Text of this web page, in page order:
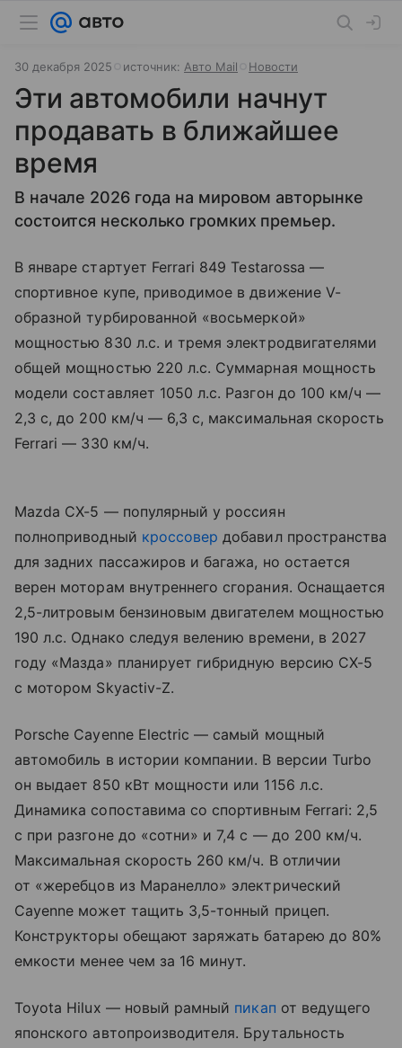
30 декабря 2025 источник: Авто Mail Новости
Эти автомобили начнут
продавать в ближайшее
время
В начале 2026 года на мировом авторынке
состоится несколько громких премьер.
В январе стартует Ferrari 849 Testarossa —
спортивное купе, приводимое в движение V-
образной турбированной «восьмеркой»
мощностью 830 л.с. и тремя электродвигателями
общей мощностью 220 л.с. Суммарная мощность
модели составляет 1050 л.с. Разгон до 100 км/ч —
2,3 с, до 200 км/ч — 6,3 с, максимальная скорость
Ferrari — 330 км/ч.
Mazda CX-5 — популярный у россиян
полноприводный кроссовер добавил пространства
для задних пассажиров и багажа, но остается
верен моторам внутреннего сгорания. Оснащается
2,5-литровым бензиновым двигателем мощностью
190 л.с. Однако следуя велению времени, в 2027
году «Мазда» планирует гибридную версию CX-5
с мотором Skyactiv-Z.
Porsche Cayenne Electric — самый мощный
автомобиль в истории компании. В версии Turbo
он выдает 850 кВт мощности или 1156 л.с.
Динамика сопоставима со спортивным Ferrari: 2,5
с при разгоне до «сотни» и 7,4 с — до 200 км/ч.
Максимальная скорость 260 км/ч. В отличии
от «жеребцов из Маранелло» электрический
Cayenne может тащить 3,5-тонный прицеп.
Конструкторы обещают заряжать батарею до 80%
емкости менее чем за 16 минут.
Toyota Hilux — новый рамный пикап от ведущего
японского автопроизводителя. Брутальность